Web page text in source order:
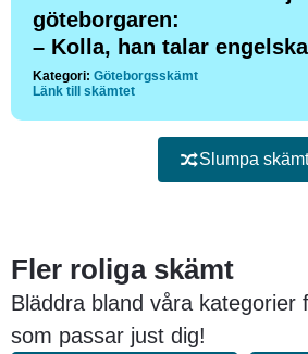
göteborgaren:
– Kolla, han talar
Kategori: Göteborgsskämt
Länk till skämtet
Slumpa skämt
Fler roliga skämt
Bläddra bland våra kategorier
som passar just dig!